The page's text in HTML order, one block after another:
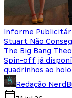
Informe
Stuart Não
The Big Bang
Spin-off já
quadrinhos ao
Redação